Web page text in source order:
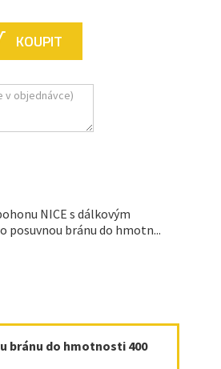
KOUPIT
NICE s dálkovým
bránu do hmotn...
bránu do hmotnosti 400